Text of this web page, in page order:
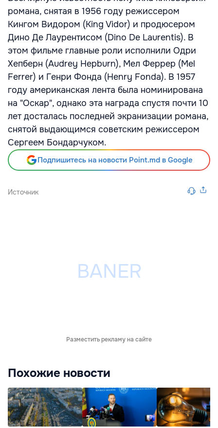
романа, снятая в 1956 году режиссером
Кингом Видором (King Vidor) и продюсером
Дино Де Лаурентисом (Dino De Laurentis). В
этом фильме главные роли исполнили Одри
Хепберн (Audrey Hepburn), Мел Феррер (Mel
Ferrer) и Генри Фонда (Henry Fonda). В 1957
году американская лента была номинирована
на "Оскар", однако эта награда спустя почти 10
лет досталась последней экранизации романа,
снятой выдающимся советским режиссером
Сергеем Бондарчуком.
Подпишитесь на новости Point.md в Google
Источник
Разместить рекламу на сайте
Похожие новости